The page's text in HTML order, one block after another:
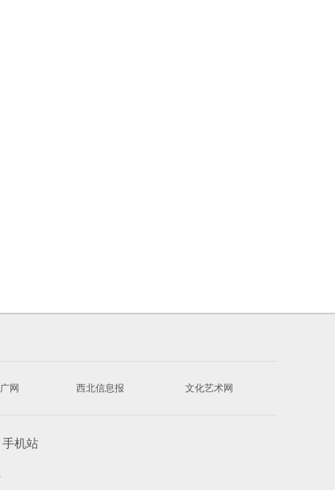
网 西北信息报 文化艺术网
手机站